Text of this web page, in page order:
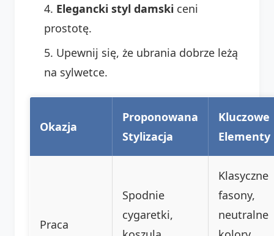
Elegancki styl damski ceni
prostotę.
Upewnij się, że ubrania dobrze leżą
na sylwetce.
Okazja
Proponowana
Stylizacja
Kluczowe
Elementy
Praca
Spodnie
cygaretki,
Klasyczne
fasony,
neutralne